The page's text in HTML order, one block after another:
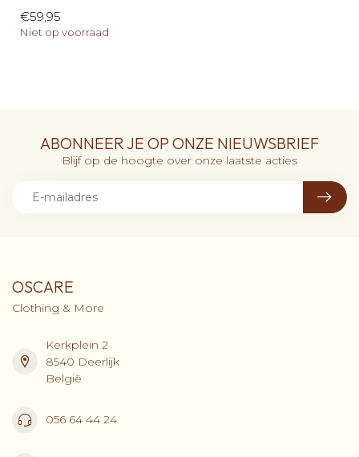
€59,95
Niet op voorraad
ABONNEER JE OP ONZE NIEUWSBRIEF
Blijf op de hoogte over onze laatste acties
OSCARE
Clothing & More
Kerkplein 2
8540 Deerlijk
België
056 64 44 24